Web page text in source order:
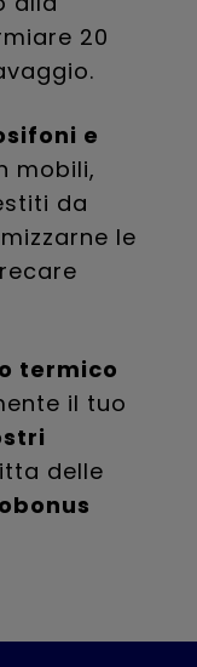
20
e
mobili,
da
le
termico
il tuo
delle